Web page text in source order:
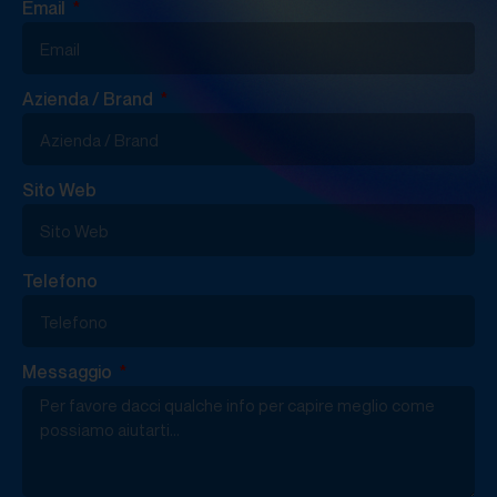
Email
Azienda / Brand
Sito Web
Telefono
Messaggio